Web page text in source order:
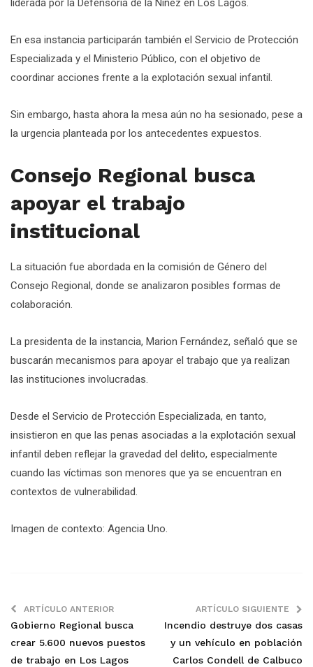
liderada por la Defensoría de la Niñez en Los Lagos.
En esa instancia participarán también el Servicio de Protección
Especializada y el Ministerio Público, con el objetivo de
coordinar acciones frente a la explotación sexual infantil.
Sin embargo, hasta ahora la mesa aún no ha sesionado, pese a
la urgencia planteada por los antecedentes expuestos.
Consejo Regional busca
apoyar el trabajo
institucional
La situación fue abordada en la comisión de Género del
Consejo Regional, donde se analizaron posibles formas de
colaboración.
La presidenta de la instancia, Marion Fernández, señaló que se
buscarán mecanismos para apoyar el trabajo que ya realizan
las instituciones involucradas.
Desde el Servicio de Protección Especializada, en tanto,
insistieron en que las penas asociadas a la explotación sexual
infantil deben reflejar la gravedad del delito, especialmente
cuando las víctimas son menores que ya se encuentran en
contextos de vulnerabilidad.
Imagen de contexto: Agencia Uno.
ARTÍCULO ANTERIOR
Gobierno Regional busca
crear 5.600 nuevos puestos
de trabajo en Los Lagos
ARTÍCULO SIGUIENTE
Incendio destruye dos casas
y un vehículo en población
Carlos Condell de Calbuco